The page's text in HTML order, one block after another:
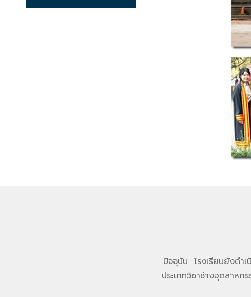
ปัจจุบัน โรงเรียนยังดำเ
ประเภทวิชาช่างอุตสาห